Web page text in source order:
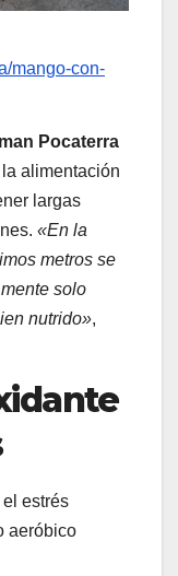
mango-con-
Pocaterra
alimentación
largas
«En la
metros se
solo
nutrido»,
estrés
aeróbico